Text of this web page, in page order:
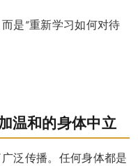
是“重新学习如何对待
温和的身体中立
泛传播。任何身体都是